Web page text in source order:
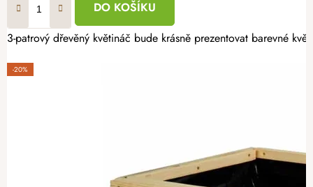
DO KOŠÍKU
3-patrový dřevěný květináč bude krásně prezentovat barevné
-20%